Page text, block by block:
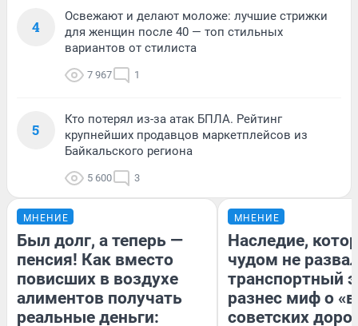
4
Освежают и делают моложе: лучшие стрижки
для женщин после 40 — топ стильных
вариантов от стилиста
7 967 1
5
Кто потерял из-за атак БПЛА. Рейтинг
крупнейших продавцов маркетплейсов из
Байкальского региона
5 600 3
МНЕНИЕ
Был долг, а теперь —
пенсия! Как вместо
повисших в воздухе
алиментов получать
реальные деньги:
МНЕНИЕ
Наследие,
чудом не
транспортный
разнес миф о
советских